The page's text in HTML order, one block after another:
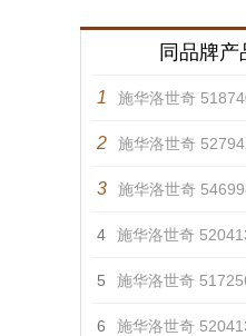
同品牌
1 施华洛世奇
2 施华洛世奇
3 施华洛世奇
4 施华洛世奇
5 施华洛世奇
6 施华洛世奇